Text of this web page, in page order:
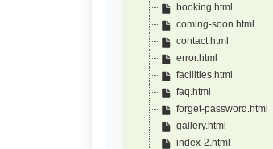
booking.html
coming-soon.html
contact.html
error.html
facilities.html
faq.html
forget-password.html
gallery.html
index-2.html